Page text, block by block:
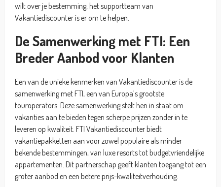
wilt over je bestemming, het supportteam van
Vakantiediscounter is er om te helpen.
De Samenwerking met FTI: Een
Breder Aanbod voor Klanten
Een van de unieke kenmerken van Vakantiediscounter is de
samenwerking met FTI, een van Europa’s grootste
touroperators. Deze samenwerking stelt hen in staat om
vakanties aan te bieden tegen scherpe prijzen zonder in te
leveren op kwaliteit. FTI Vakantiediscounter biedt
vakantiepakketten aan voor zowel populaire als minder
bekende bestemmingen, van luxe resorts tot budgetvriendelijke
appartementen. Dit partnerschap geeft klanten toegang tot een
groter aanbod en een betere prijs-kwaliteitverhouding.